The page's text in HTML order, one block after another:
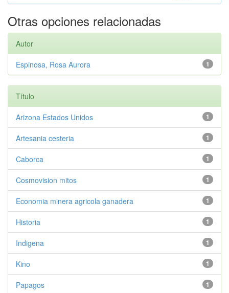
Otras opciones relacionadas
Autor
1
Espinosa, Rosa Aurora
Título
1
Arizona Estados Unidos
1
Artesania cesteria
1
Caborca
1
Cosmovision mitos
1
Economia minera agricola ganadera
1
Historia
1
Indigena
1
Kino
1
Papagos